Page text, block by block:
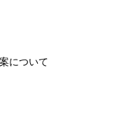
について